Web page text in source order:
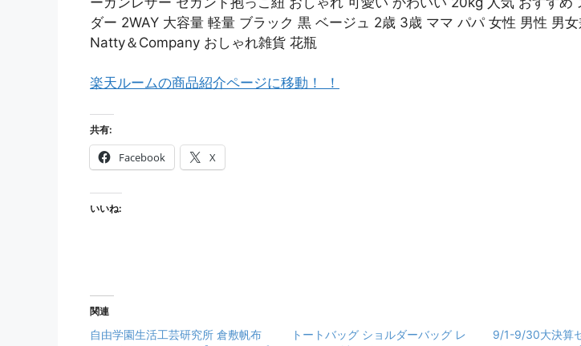
ダー 2WAY 大容量 軽量 ブラック 黒 ベージュ 2歳 3歳 ママ パパ 女性 男性 男女
Natty＆Company おしゃれ雑貨 花瓶
楽天ルームの商品紹介ページに移動！ ！
共有:
Facebook X
いいね:
関連
自由学園生活工芸研究所 倉敷帆布
トートバッグ ショルダーバッグ レ
9/1-9/30大決算